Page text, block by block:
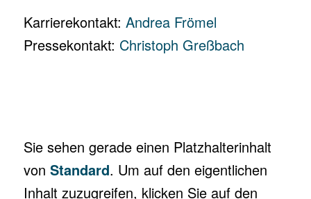
Karrierekontakt: Andrea Frömel
Pressekontakt: Christoph Greßbach
Sie sehen gerade einen Platzhalterinhalt
von Standard. Um auf den eigentlichen
Inhalt zuzugreifen, klicken Sie auf den